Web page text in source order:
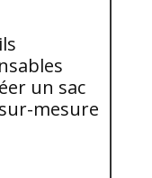
un sac
mesure